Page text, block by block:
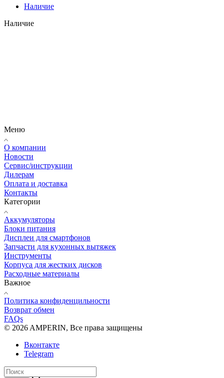
Наличие
Наличие
Меню
О компании
Новости
Сервис/инструкции
Дилерам
Оплата и доставка
Контакты
Категории
Аккумуляторы
Блоки питания
Дисплеи для смартфонов
Запчасти для кухонных вытяжек
Инструменты
Корпуса для жестких дисков
Расходные материалы
Важное
Политика конфиденцильности
Возврат обмен
FAQs
© 2026 AMPERIN, Все права защищены
Вконтакте
Telegram